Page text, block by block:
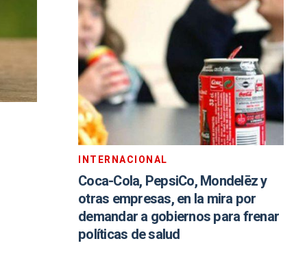
INTERNACIONAL
Coca-Cola, PepsiCo, Mondelēz y
otras empresas, en la mira por
demandar a gobiernos para frenar
políticas de salud